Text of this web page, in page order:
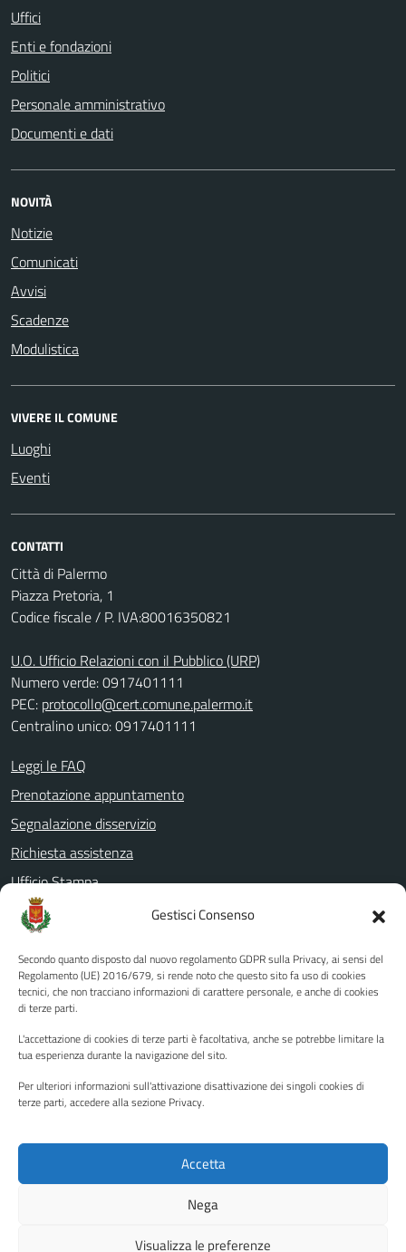
Gestisci Consenso
Secondo quanto disposto dal nuovo regolamento GDPR sulla Privacy, ai sensi del
Regolamento (UE) 2016/679, si rende noto che questo sito fa uso di cookies
tecnici, che non tracciano informazioni di carattere personale, e anche di cookies
di terze parti.
L'accettazione di cookies di terze parti è facoltativa, anche se potrebbe limitare la
tua esperienza durante la navigazione del sito.
Per ulteriori informazioni sull'attivazione disattivazione dei singoli cookies di
terze parti, accedere alla sezione Privacy.
Accetta
Nega
Visualizza le preferenze
Uffici
Enti e fondazioni
Politici
Personale amministrativo
Documenti e dati
NOVITÀ
Notizie
Comunicati
Avvisi
Scadenze
Modulistica
VIVERE IL COMUNE
Luoghi
Eventi
CONTATTI
Città di Palermo
Piazza Pretoria, 1
Codice fiscale / P. IVA:80016350821
U.O. Ufficio Relazioni con il Pubblico (URP)
Numero verde: 0917401111
PEC: protocollo@cert.comune.palermo.it
Centralino unico: 0917401111
Leggi le FAQ
Prenotazione appuntamento
Segnalazione disservizio
Richiesta assistenza
Ufficio Stampa
Amministrazione Trasparente
Albo pretorio
Informativa privacy
Note legali
Piano di miglioramento del sito
Instagram